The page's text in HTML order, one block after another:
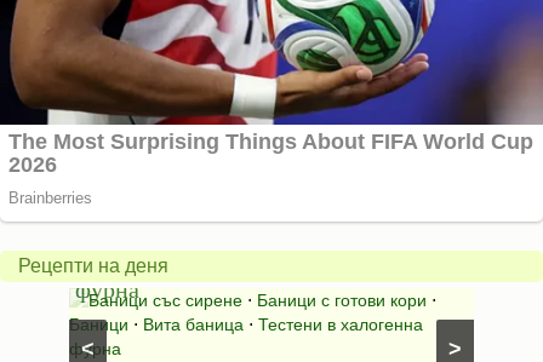
Рецепти на деня
>
<
Вита
баница
в
халогенна
фурна
Баници със сирене ⋅ Баници с готови кори ⋅
Баници ⋅ Вита баница ⋅ Тестени в халогенна
фурна
за